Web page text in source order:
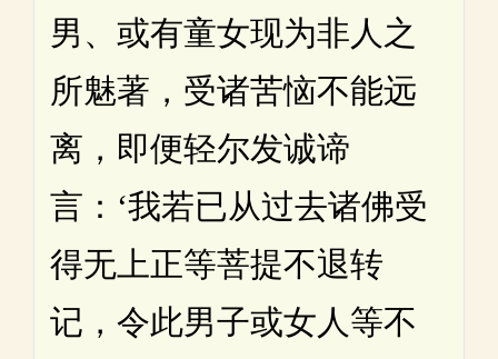
男、或有童女现为非人之
所魅著，受诸苦恼不能远
离，即便轻尔发诚谛
言：‘我若已从过去诸佛受
得无上正等菩提不退转
记，令此男子或女人等不